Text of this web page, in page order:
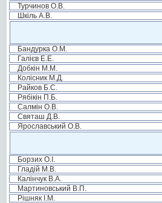
Турчинов О.В.
Шкіль А.В.
Бандурка О.М.
Галієв Е.Е.
Добкін М.М.
Колісник М.Д.
Райков Б.С.
Рябікін П.Б.
Салмін О.В.
Святаш Д.В.
Ярославський О.В.
Борзих О.І.
Гладій М.В.
Калінчук В.А.
Мартиновський В.П.
Рішняк І.М.